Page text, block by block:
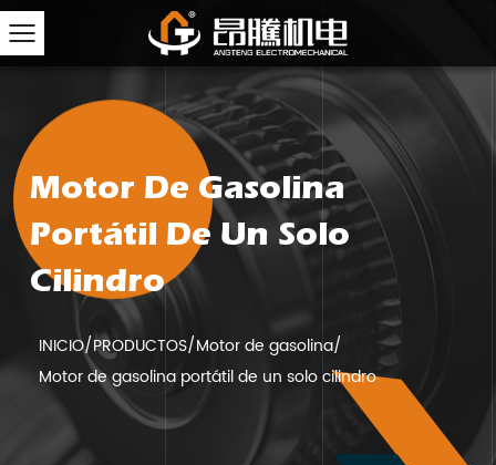
Motor De Gasolina
Portátil De Un Solo
Cilindro
INICIO/PRODUCTOS/Motor de gasolina/
Motor de gasolina portátil de un solo cilindro